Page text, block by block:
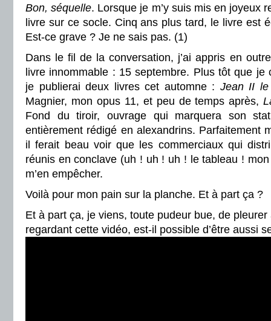
Bon, séquelle. Lorsque je m’y suis mis en joyeux
livre sur ce socle. Cinq ans plus tard, le livre est
Est-ce grave ? Je ne sais pas. (1)
Dans le fil de la conversation, j’ai appris en
livre innommable : 15 septembre. Plus tôt que je
je publierai deux livres cet automne : Jean II le
Magnier, mon opus 11, et peu de temps après,
Fond du tiroir, ouvrage qui marquera son
entièrement rédigé en alexandrins. Parfaitement
il ferait beau voir que les commerciaux qui
réunis en conclave (uh ! uh ! uh ! le tableau !
m’en empêcher.
Voilà pour mon pain sur la planche. Et à part ça ?
Et à part ça, je viens, toute pudeur bue, de
regardant cette vidéo, est-il possible d’être aussi